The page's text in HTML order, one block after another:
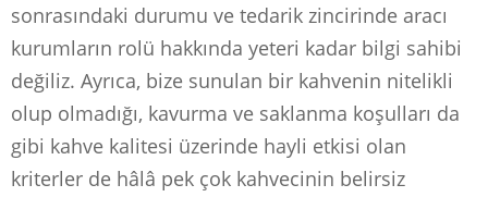
sonrasındaki durumu ve tedarik zincirinde aracı
kurumların rolü hakkında yeteri kadar bilgi sahibi
değiliz. Ayrıca, bize sunulan bir kahvenin nitelikli
olup olmadığı, kavurma ve saklanma koşulları da
gibi kahve kalitesi üzerinde hayli etkisi olan
kriterler de hâlâ pek çok kahvecinin belirsiz